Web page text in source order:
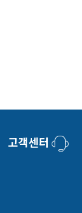
고객센터